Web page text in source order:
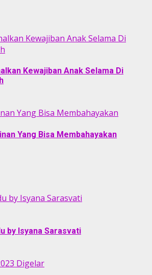
Kewajiban Anak Selama Di
Kewajiban Anak Selama Di
Yang Bisa Membahayakan
Yang Bisa Membahayakan
by Isyana Sarasvati
by Isyana Sarasvati
Digelar